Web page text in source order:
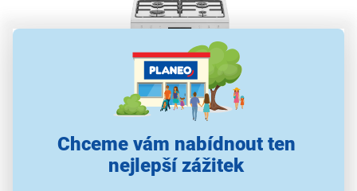
Chceme vám nabídnout ten
nejlepší zážitek
Kombinovaný sporák Beko
FBM62320WDSN